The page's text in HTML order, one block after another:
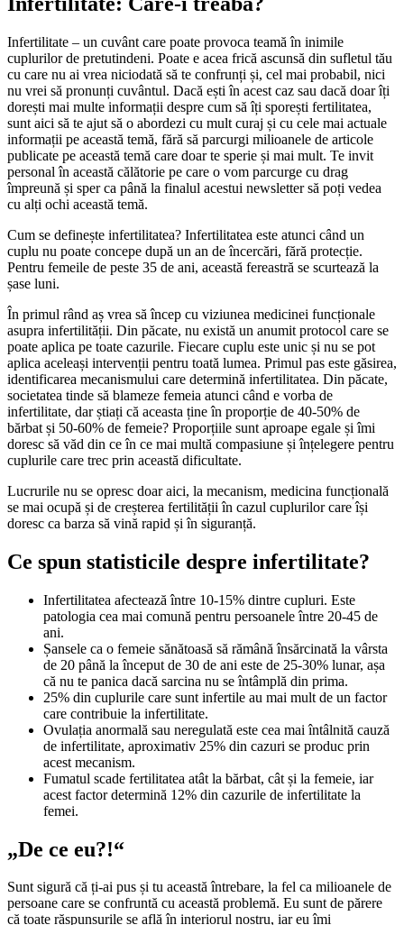
Infertilitate – un cuvânt care poate provoca teamă în inimile
cuplurilor de pretutindeni. Poate e acea frică ascunsă din sufletul tău
cu care nu ai vrea niciodată să te confrunți și, cel mai probabil, nici
nu vrei să pronunți cuvântul. Dacă ești în acest caz sau dacă doar îți
dorești mai multe informații despre cum să îți sporești fertilitatea,
sunt aici să te ajut să o abordezi cu mult curaj și cu cele mai actuale
informații pe această temă, fără să parcurgi milioanele de articole
publicate pe această temă care doar te sperie și mai mult. Te invit
personal în această călătorie pe care o vom parcurge cu drag
împreună și sper ca până la finalul acestui newsletter să poți vedea
cu alți ochi această temă.
Cum se definește infertilitatea? Infertilitatea este atunci când un
cuplu nu poate concepe după un an de încercări, fără protecție.
Pentru femeile de peste 35 de ani, această fereastră se scurtează la
șase luni.
În primul rând aș vrea să încep cu viziunea medicinei funcționale
asupra infertilității. Din păcate, nu există un anumit protocol care se
poate aplica pe toate cazurile. Fiecare cuplu este unic și nu se pot
aplica aceleași intervenții pentru toată lumea. Primul pas este găsirea,
identificarea mecanismului care determină infertilitatea. Din păcate,
societatea tinde să blameze femeia atunci când e vorba de
infertilitate, dar știați că aceasta ține în proporție de 40-50% de
bărbat și 50-60% de femeie? Proporțiile sunt aproape egale și îmi
doresc să văd din ce în ce mai multă compasiune și înțelegere pentru
cuplurile care trec prin această dificultate.
Lucrurile nu se opresc doar aici, la mecanism, medicina funcțională
se mai ocupă și de creșterea fertilității în cazul cuplurilor care își
doresc ca barza să vină rapid și în siguranță.
Ce spun statisticile despre infertilitate?
Infertilitatea afectează între 10-15% dintre cupluri. Este
patologia cea mai comună pentru persoanele între 20-45 de
ani.
Șansele ca o femeie sănătoasă să rămână însărcinată la vârsta
de 20 până la început de 30 de ani este de 25-30% lunar, așa
că nu te panica dacă sarcina nu se întâmplă din prima.
25% din cuplurile care sunt infertile au mai mult de un factor
care contribuie la infertilitate.
Ovulația anormală sau neregulată este cea mai întâlnită cauză
de infertilitate, aproximativ 25% din cazuri se produc prin
acest mecanism.
Fumatul scade fertilitatea atât la bărbat, cât și la femeie, iar
acest factor determină 12% din cazurile de infertilitate la
femei.
„De ce eu?!“
Sunt sigură că ți-ai pus și tu această întrebare, la fel ca milioanele de
persoane care se confruntă cu această problemă. Eu sunt de părere
că toate răspunsurile se află în interiorul nostru, iar eu îmi